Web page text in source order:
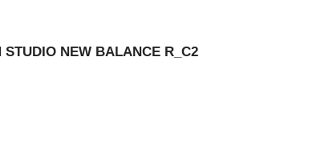
NEW BALANCE R_C2